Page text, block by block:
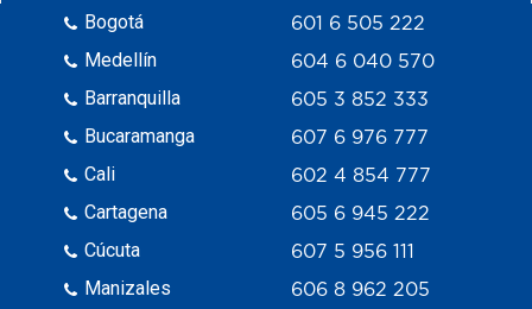
Bogotá
Medellín
Barranquilla
Bucaramanga
Cali
Cartagena
Cúcuta
Manizales
601 6 505 222
604 6 040 570
605 3 852 333
607 6 976 777
602 4 854 777
605 6 945 222
607 5 956 111
606 8 962 205